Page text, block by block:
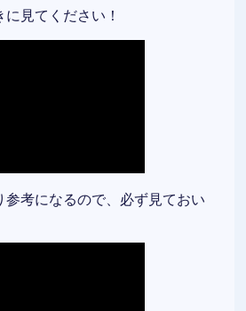
見てください！
参考になるので、必ず見ておい